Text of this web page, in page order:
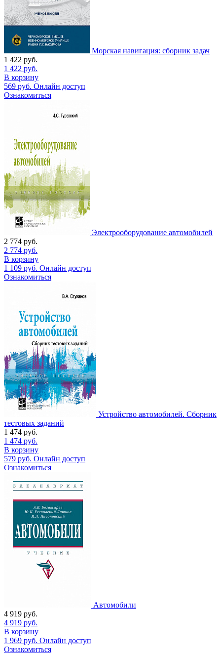
Морская навигация: сборник задач
1 422 руб.
1 422 руб.
В корзину
569 руб. Онлайн доступ
Ознакомиться
Электрооборудование автомобилей
2 774 руб.
2 774 руб.
В корзину
1 109 руб. Онлайн доступ
Ознакомиться
Устройство автомобилей. Сборник
тестовых заданий
1 474 руб.
1 474 руб.
В корзину
579 руб. Онлайн доступ
Ознакомиться
Автомобили
4 919 руб.
4 919 руб.
В корзину
1 969 руб. Онлайн доступ
Ознакомиться